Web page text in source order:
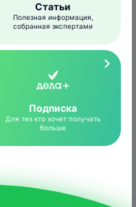
парами
на деревьях или
обычно на
Статьи
Полезная информация,
собранная экспертами
Подписка
Для тех кто хочет получать
больше